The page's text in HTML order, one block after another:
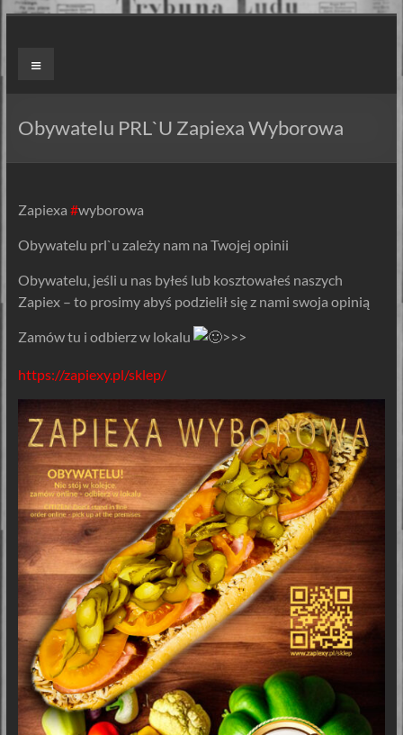
Skip
ZAPIEXY
–
SMAK
ORYGINALNE!
Zapiekanki
są
Menu
Obywatelu PRL`U Zapiexa Wyborowa
Zapiexa #wyborowa
Obywatelu prl`u zależy nam na Twojej opinii
Obywatelu, jeśli u nas byłeś lub kosztowałeś naszych
Zapiex – to prosimy abyś podzielił się z nami swoja opinią
Zamów tu i odbierz w lokalu >>>
https://zapiexy.pl/sklep/